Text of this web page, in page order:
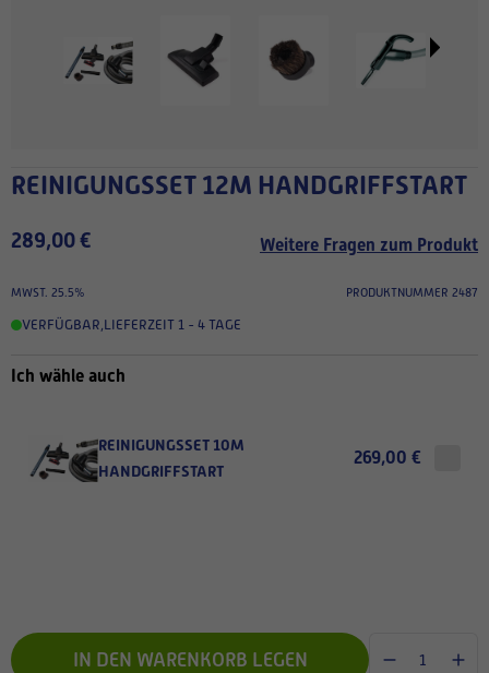
REINIGUNGSSET 12M HANDGRIFFSTART
289,00 € Weitere Fragen zum Produkt
MWST. 25.5% PRODUKTNUMMER 2487
VERFÜGBAR,LIEFERZEIT 1 - 4 TAGE
Ich wähle auch
REINIGUNGSSET 10M
HANDGRIFFSTART
269,00 €
IN DEN WARENKORB LEGEN